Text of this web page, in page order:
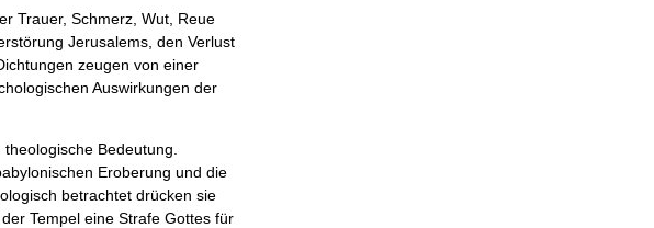
Trauer, Schmerz, Wut, Reue
Jerusalems, den Verlust
zeugen von einer
Auswirkungen der
Bedeutung.
Eroberung und die
betrachtet drücken sie
Tempel eine Strafe Gottes für